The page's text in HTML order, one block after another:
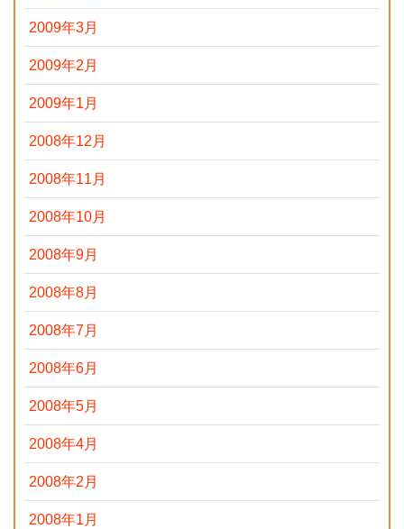
2009年3月
2009年2月
2009年1月
2008年12月
2008年11月
2008年10月
2008年9月
2008年8月
2008年7月
2008年6月
2008年5月
2008年4月
2008年2月
2008年1月